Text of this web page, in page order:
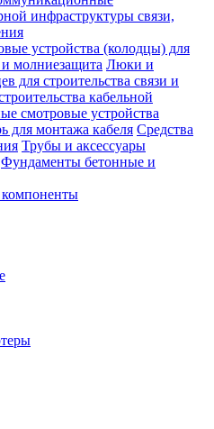
инфраструктуры связи,
устройства (колодцы) для
молниезащита Люки и
для строительства связи и
кабельной
смотровые устройства
для монтажа кабеля Средства
Трубы и аксессуары
Фундаменты бетонные и